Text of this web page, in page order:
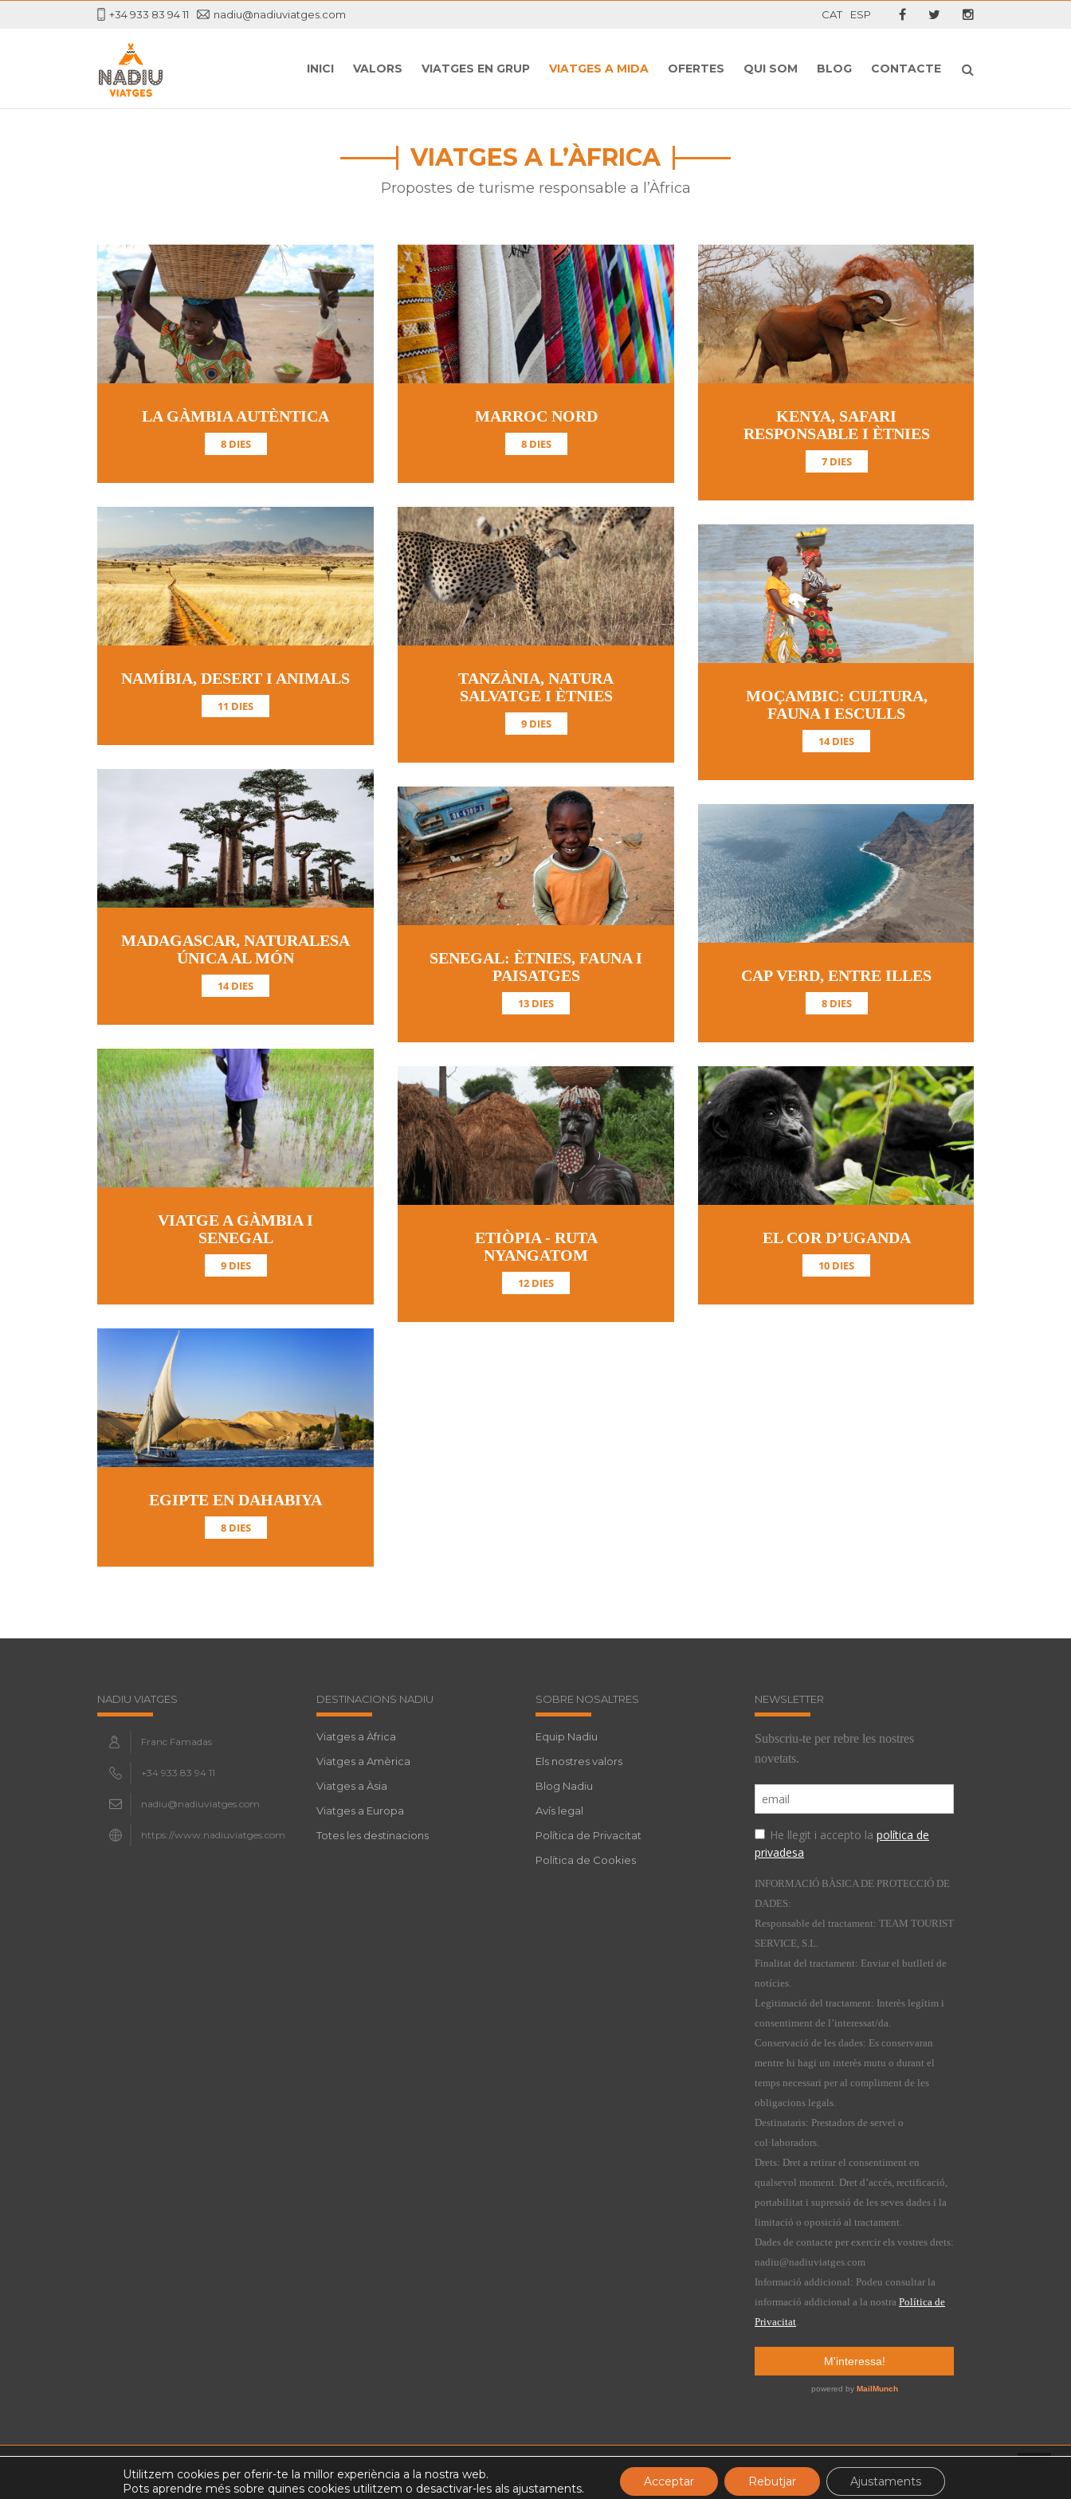
+34 933 83 94 11 nadiu@nadiuviatges.com CAT ESP
INICI VALORS VIATGES EN GRUP VIATGES A MIDA OFERTES QUI SOM BLOG CONTACTE
VIATGES A L’ÀFRICA
Propostes de turisme responsable a l’Àfrica
LA GÀMBIA AUTÈNTICA
8 DIES
MARROC NORD
8 DIES
KENYA, SAFARI
RESPONSABLE I ÈTNIES
7 DIES
NAMÍBIA, DESERT I ANIMALS
11 DIES
TANZÀNIA, NATURA
SALVATGE I ÈTNIES
9 DIES
MOÇAMBIC: CULTURA,
FAUNA I ESCULLS
14 DIES
MADAGASCAR, NATURALESA
ÚNICA AL MÓN
14 DIES
SENEGAL: ÈTNIES, FAUNA I
PAISATGES
13 DIES
CAP VERD, ENTRE ILLES
8 DIES
VIATGE A GÀMBIA I
SENEGAL
9 DIES
ETIÒPIA - RUTA
NYANGATOM
12 DIES
EL COR D’UGANDA
10 DIES
EGIPTE EN DAHABIYA
8 DIES
NADIU VIATGES
Franc Famadas
+34 933 83 94 11
nadiu@nadiuviatges.com
https://www.nadiuviatges.com
DESTINACIONS NADIU
Viatges a Àfrica
Viatges a Amèrica
Viatges a Àsia
Viatges a Europa
Totes les destinacions
SOBRE NOSALTRES
Equip Nadiu
Els nostres valors
Blog Nadiu
Avís legal
Política de Privacitat
Política de Cookies
NEWSLETTER
Copyright © 2015 nadiuviatges.com | Web design byKiribatis
Utilitzem cookies per oferir-te la millor experiència a la nostra web.
Pots aprendre més sobre quines cookies utilitzem o desactivar-les als ajustaments.
Acceptar Rebutjar Ajustaments